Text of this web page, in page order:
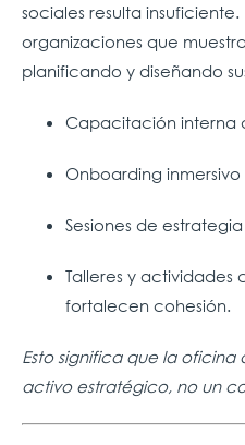
sociales resulta
organizaciones que
planificando y diseñando
Capacitación interna
Onboarding
Sesiones de
Talleres y actividades
fortalecen cohesión.
Esto significa que la
activo estratégico, no un